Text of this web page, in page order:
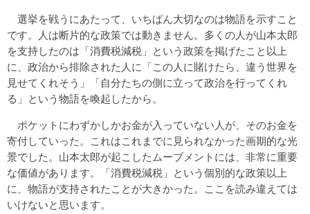
選挙を戦うにあたって、いちばん大切なのは物語を示すこと
です。人は断片的な政策では動きません。多くの人が山本太郎
を支持したのは「消費税減税」という政策を掲げたこと以上
に、政治から排除された人に「この人に賭けたら、違う世界を
見せてくれそう」「自分たちの側に立って政治を行ってくれ
る」という物語を喚起したから。
ポケットにわずかしかお金が入っていない人が、そのお金を
寄付していった。これはこれまでに見られなかった画期的な光
景でした。山本太郎が起こしたムーブメントには、非常に重要
な価値があります。「消費税減税」という個別的な政策以上
に、物語が支持されたことが大きかった。ここを読み違えては
いけないと思います。